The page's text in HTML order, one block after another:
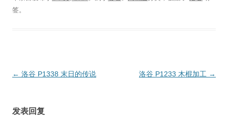
签。
文
航
← 洛谷 P1338 末日的传说 洛谷 P1233 木棍加工 →
发表回复